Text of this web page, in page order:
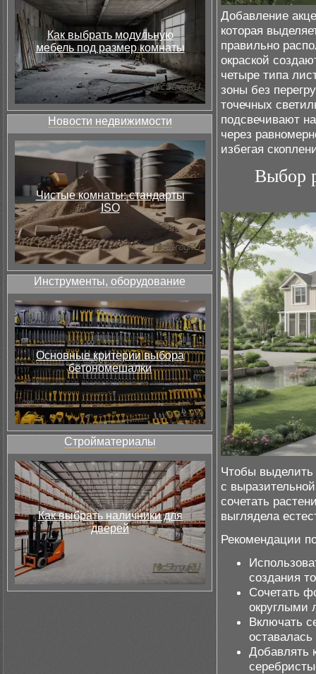
Как выбрать модульную
мебель под размер комнаты
Новости недвижимости
Чистые комнаты: стандарты
ISO
Инструменты, оборудование
Основные критерии выбора
бетономешалки
Стройматериалы
Как выбрать наличники для
дверей
Добавление
которая
правильно
окраской
четыре типа
зоны без
точечных
подсвечивают
через
избегая
Выбор
Чтобы выделить
с
сочетать
выглядела
Рекомендации
создания
Сочетать
округлыми
Включать
Добавлять